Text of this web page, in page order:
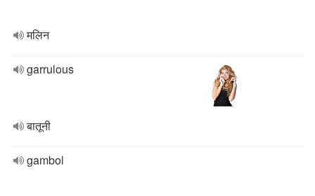
मलिन
garrulous
बातूनी
gambol